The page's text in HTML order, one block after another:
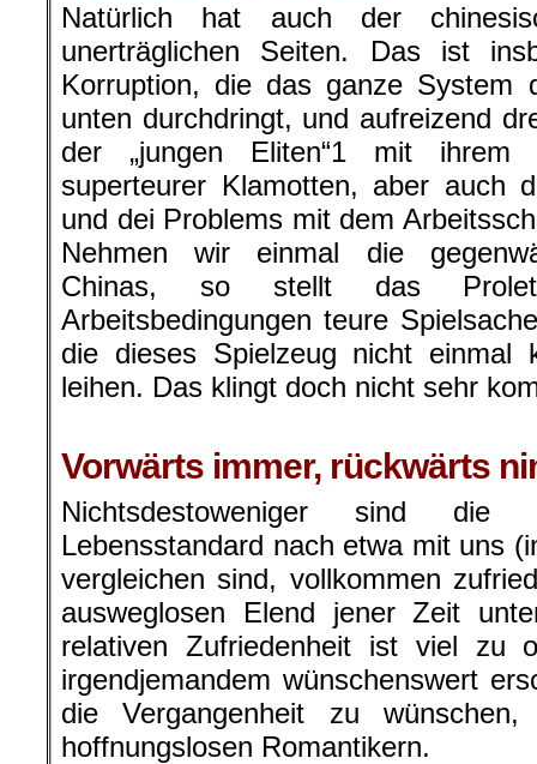
Natürlich hat auch der
unerträglichen Seiten. Das ist
Korruption, die das ganze System
unten durchdringt, und aufreizend
der „jungen Eliten“1 mit ihrem
superteurer Klamotten, aber auch
und dei Problems mit dem
Nehmen wir einmal die
Chinas, so stellt das
Arbeitsbedingungen teure
die dieses Spielzeug nicht einmal
leihen. Das klingt doch nicht sehr
Vorwärts immer, rückwärts
Nichtsdestoweniger sind
Lebensstandard nach etwa mit uns
vergleichen sind, vollkommen
ausweglosen Elend jener Zeit
relativen Zufriedenheit ist viel zu
irgendjemandem wünschenswert
die Vergangenheit zu
hoffnungslosen Romantikern.